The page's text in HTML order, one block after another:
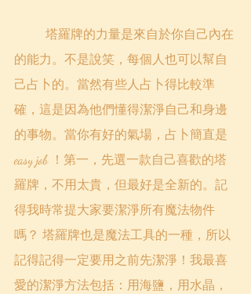
的能力。不是說笑，每個人也可以幫自
己占卜的。當然有些人占卜得比較準
確，這是因為他們懂得潔淨自己和身邊
的事物。當你有好的氣場，占卜簡直是
easy job ！第一，先選一款自己喜歡的塔
羅牌，不用太貴，但最好是全新的。記
得我時常提大家要潔淨所有魔法物件
嗎？ 塔羅牌也是魔法工具的一種，所以
記得記得一定要用之前先潔淨！我最喜
愛的潔淨方法包括：用海鹽，用水晶，